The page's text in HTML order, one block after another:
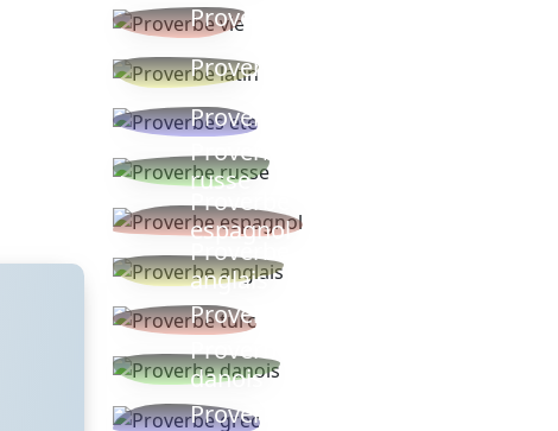
Proverbe vie
Proverbe latin
Proverbes ete
Proverbe
russe
Proverbe
espagnol
Proverbe
anglais
Proverbe turc
Proverbe
danois
Proverbe grec